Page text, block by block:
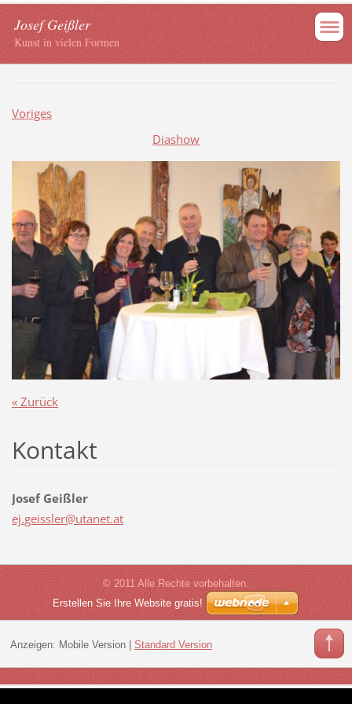
Josef Geißler
Kunst in vielen Formen
Voriges
Diashow
« Zurück
Kontakt
Josef Geißler
ej.geissler@utanet.at
© 2011 Alle Rechte vorbehalten.
Erstellen Sie Ihre Website gratis!
Anzeigen: Mobile Version| Standard Version